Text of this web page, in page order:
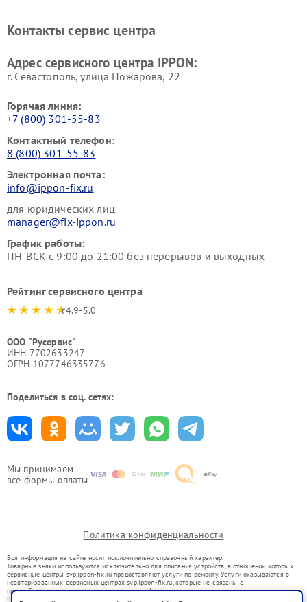
Мы принимаем
все формы оплаты
Контакты сервис центра
Адрес сервисного центра IPPON:
г. Севастополь, улица Пожарова, 22
Горячая линия:
+7 (800) 301-55-83
Контактный телефон:
8 (800) 301-55-83
Электронная почта:
info@ippon-fix.ru
для юридических лиц
manager@fix-ippon.ru
График работы:
ПН-ВСК с 9:00 до 21:00 без перерывов и выходных
Рейтинг сервисного центра
4.9-5.0
ООО "Русервис"
ИНН 7702633247
ОГРН 1077746335776
Поделиться в соц. сетях:
Политика конфиденциальности
Вся информация на сайте носит исключительно справочный характер.
Товарные знаки используются исключительно для описания устройств, в отношении которых
сервисные центры svp.ippon-fix.ru предоставляют услуги по ремонту. Услуги оказываются в
неавторизованных сервисных центрах svp.ippon-fix.ru, которые не связаны с
правообладателями товарных знаков или их официальными представителями.
Ремонт осуществляется для устройств, уже введенных в гражданский оборот в соответствии